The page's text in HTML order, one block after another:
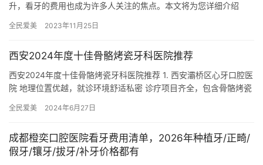
升，看牙的费用也成为许多人关注的焦点。本文将为您详细介绍
牙、正…
全民爱美 2023年11月25日
西安2024年度十佳骨骼烤瓷牙科医院推荐
西安2024年度十佳骨骼烤瓷牙科医院推荐 1. 西安灞桥区心牙口腔医
院 地理位置优越，就诊环境舒适私密 诊疗项目齐全，包含骨骼烤瓷
全民爱美 2024年6月27日
成都橙奕口腔医院看牙费用清单，2026年种植牙/正畸/
假牙/镶牙/拔牙/补牙价格都有